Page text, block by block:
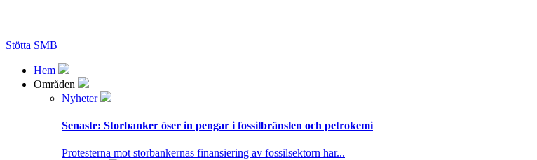
Stötta SMB
Hem
Områden
Nyheter
Senaste: Storbanker öser in pengar i fossilbränslen och petrokemi
Protesterna mot storbankernas finansiering av fossilsektorn har...